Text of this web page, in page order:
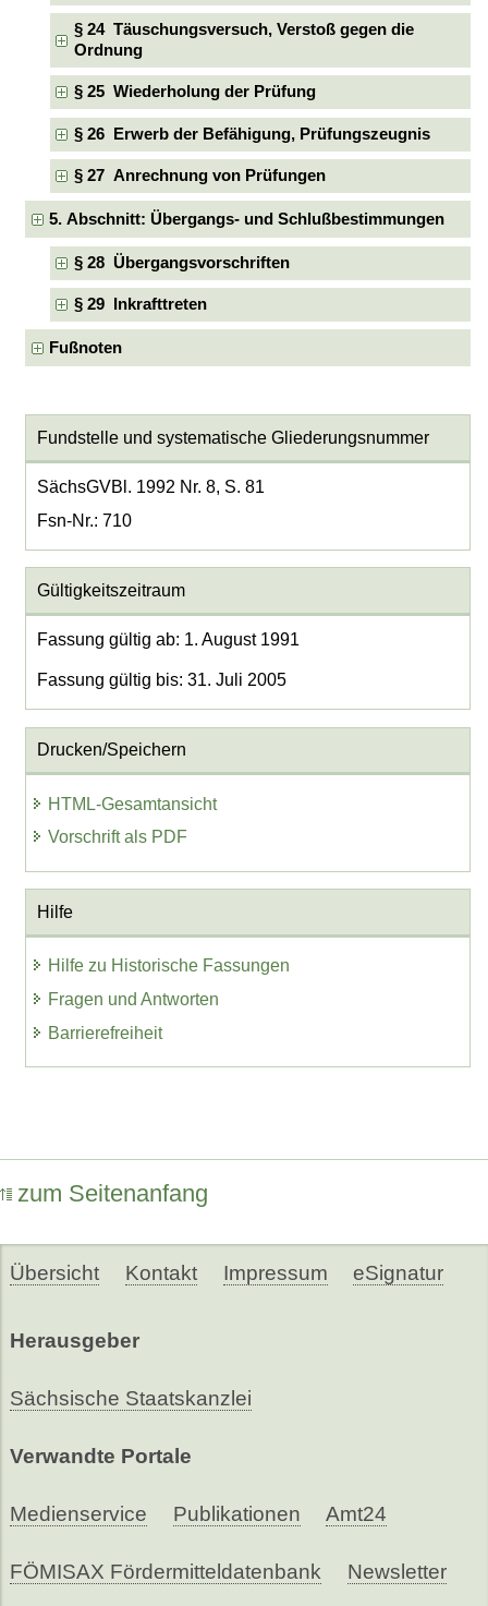
§ 24 Täuschungsversuch, Verstoß gegen die
Ordnung
§ 25 Wiederholung der Prüfung
§ 26 Erwerb der Befähigung, Prüfungszeugnis
§ 27 Anrechnung von Prüfungen
5. Abschnitt: Übergangs- und Schlußbestimmungen
§ 28 Übergangsvorschriften
§ 29 Inkrafttreten
Fußnoten
Fundstelle und systematische Gliederungsnummer
SächsGVBl. 1992 Nr. 8, S. 81
Fsn-Nr.: 710
Gültigkeitszeitraum
Fassung gültig ab: 1. August 1991
Fassung gültig bis: 31. Juli 2005
Drucken/Speichern
HTML-Gesamtansicht
Vorschrift als PDF
Hilfe
Hilfe zu Historische Fassungen
Fragen und Antworten
Barrierefreiheit
zum Seitenanfang
Übersicht Kontakt Impressum eSignatur
Herausgeber
Sächsische Staatskanzlei
Verwandte Portale
Medienservice Publikationen Amt24
FÖMISAX Fördermitteldatenbank Newsletter